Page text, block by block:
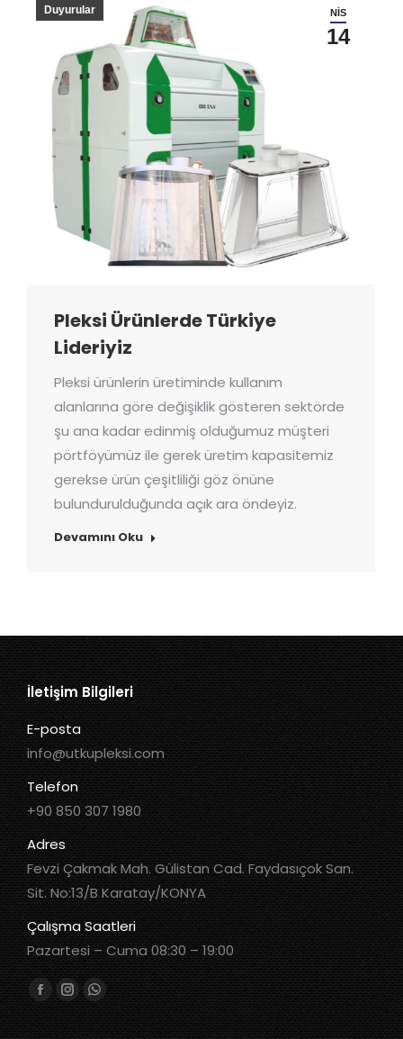
NIS
14
Duyurular
Pleksi Ürünlerde Türkiye
Lideriyiz
Pleksi ürünlerin üretiminde kullanım
alanlarına göre değişiklik gösteren sektörde
şu ana kadar edinmiş olduğumuz müşteri
pörtföyümüz ile gerek üretim kapasitemiz
gerekse ürün çeşitliliği göz önüne
bulundurulduğunda açık ara öndeyiz.
Devamını Oku
İletişim Bilgileri
E-posta
info@utkupleksi.com
Telefon
+90 850 307 1980
Adres
Fevzi Çakmak Mah. Gülistan Cad. Faydasıçok San.
Sit. No:13/B Karatay/KONYA
Çalışma Saatleri
Pazartesi – Cuma 08:30 – 19:00
Bizi bulun: